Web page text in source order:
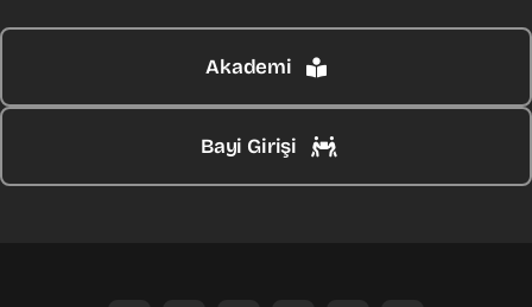
Akademi
Bayi Girişi